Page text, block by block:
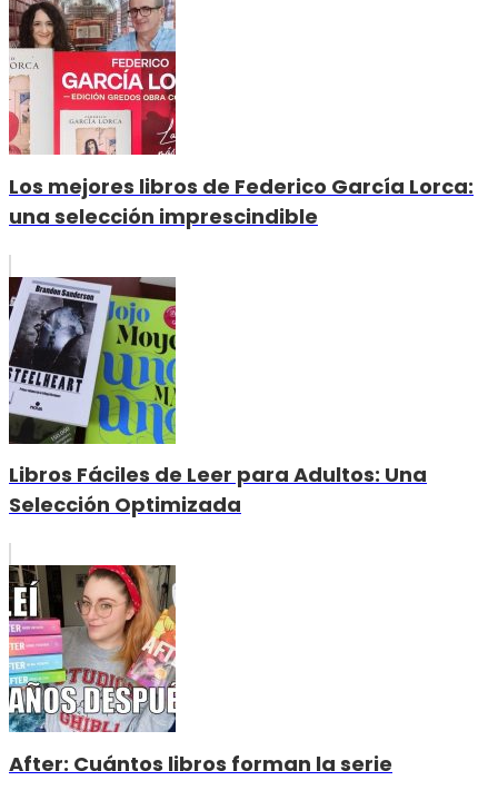
Los mejores libros de Federico García Lorca:
una selección imprescindible
Libros Fáciles de Leer para Adultos: Una
Selección Optimizada
After: Cuántos libros forman la serie